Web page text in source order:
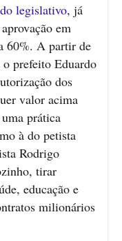
legislativo, já
em
60%. A partir de
o prefeito Eduardo
dos
valor acima
prática
à do petista
Rodrigo
tirar
educação e
milionários